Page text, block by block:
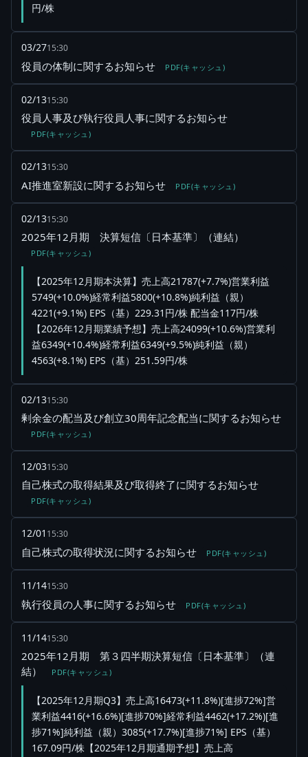
円/株
03/2715:30
役員の体制に関するお知らせ PDF(キャッシュ)
02/1315:30
役員人事及び執行役員人事に関するお知らせ
PDF(キャッシュ)
02/1315:30
AI推進室新設に関するお知らせ PDF(キャッシュ)
02/1315:30
2025年12月期 決算短信〔日本基準〕（連結）
PDF(キャッシュ)
【2025年12月期本決算】売上高21787(+7.7%)営業利益
5749(+10.0%)経常利益5800(+10.8%)純利益（親）
4221(+9.1%) EPS（基）229.31円/株 配当金117円/株
【2026年12月期業績予想】売上高24099(+10.6%)営業利
益6349(+10.4%)経常利益6349(+9.5%)純利益（親）
4563(+8.1%) EPS（基）251.59円/株
02/1315:30
剰余金の配当及び創立30周年記念配当に関するお知らせ
PDF(キャッシュ)
12/0315:30
自己株式の取得結果及び取得終了に関するお知らせ
PDF(キャッシュ)
12/01 15:30
自己株式の取得状況に関するお知らせ PDF(キャッシュ)
11/1415:30
執行役員の人事に関するお知らせ PDF(キャッシュ)
11/1415:30
2025年12月期 第３四半期決算短信〔日本基準〕（連
結）
PDF(キャッシュ)
【2025年12月期Q3】売上高16473(+11.8%)[進捗72%]営
業利益4416(+16.6%)[進捗70%]経常利益4462(+17.2%)[進
捗71%]純利益（親）3085(+17.7%)[進捗71%] EPS（基）
167.09円/株【2025年12月期通期予想】売上高